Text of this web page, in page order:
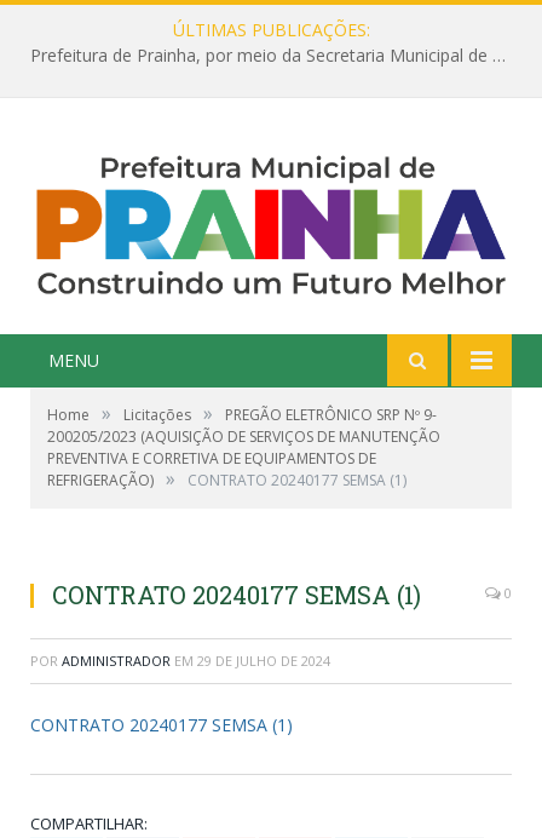
ÚLTIMAS PUBLICAÇÕES:
Prefeitura de Prainha, por meio da Secretaria Municipal de Educação, abre 354 vagas na área da Educação para 2025 com processo seletivo simplificado
MENU
Home » Licitações »
PREGÃO ELETRÔNICO SRP Nº 9-
200205/2023 (AQUISIÇÃO DE SERVIÇOS DE MANUTENÇÃO
PREVENTIVA E CORRETIVA DE EQUIPAMENTOS DE
REFRIGERAÇÃO) » CONTRATO 20240177 SEMSA (1)
CONTRATO 20240177 SEMSA (1) 0
POR ADMINISTRADOR EM 29 DE JULHO DE 2024
CONTRATO 20240177 SEMSA (1)
COMPARTILHAR: